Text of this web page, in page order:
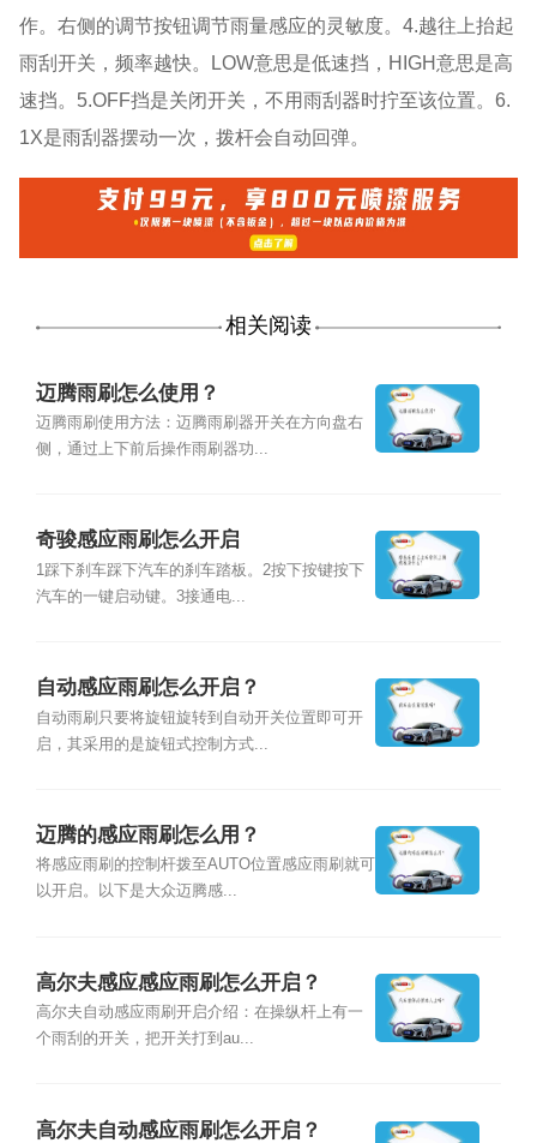
作。右侧的调节按钮调节雨量感应的灵敏度。4.越往上抬起
雨刮开关，频率越快。LOW意思是低速挡，HIGH意思是高
速挡。5.OFF挡是关闭开关，不用雨刮器时拧至该位置。6.
1X是雨刮器摆动一次，拨杆会自动回弹。
相关阅读
迈腾雨刷怎么使用？
迈腾雨刷使用方法：迈腾雨刷器开关在方向盘右
侧，通过上下前后操作雨刷器功...
奇骏感应雨刷怎么开启
1踩下刹车踩下汽车的刹车踏板。2按下按键按下
汽车的一键启动键。3接通电...
自动感应雨刷怎么开启？
自动雨刷只要将旋钮旋转到自动开关位置即可开
启，其采用的是旋钮式控制方式...
迈腾的感应雨刷怎么用？
将感应雨刷的控制杆拨至AUTO位置感应雨刷就可
以开启。以下是大众迈腾感...
高尔夫感应感应雨刷怎么开启？
高尔夫自动感应雨刷开启介绍：在操纵杆上有一
个雨刮的开关，把开关打到au...
高尔夫自动感应雨刷怎么开启？